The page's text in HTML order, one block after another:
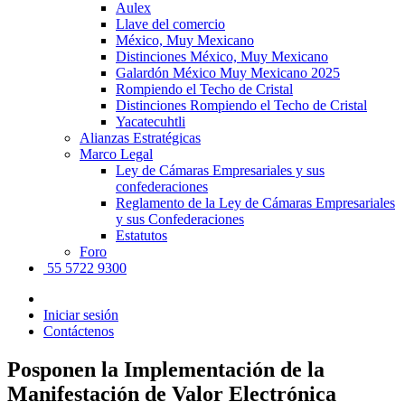
Aulex
Llave del comercio
México, Muy Mexicano
Distinciones México, Muy Mexicano
Galardón México Muy Mexicano 2025
Rompiendo el Techo de Cristal
Distinciones Rompiendo el Techo de Cristal
Yacatecuhtli
Alianzas Estratégicas
Marco Legal
Ley de Cámaras Empresariales y sus
confederaciones
Reglamento de la Ley de Cámaras Empresariales
y sus Confederaciones
Estatutos
Foro
55 5722 9300
Iniciar sesión
Contáctenos
Posponen la Implementación de la
Manifestación de Valor Electrónica